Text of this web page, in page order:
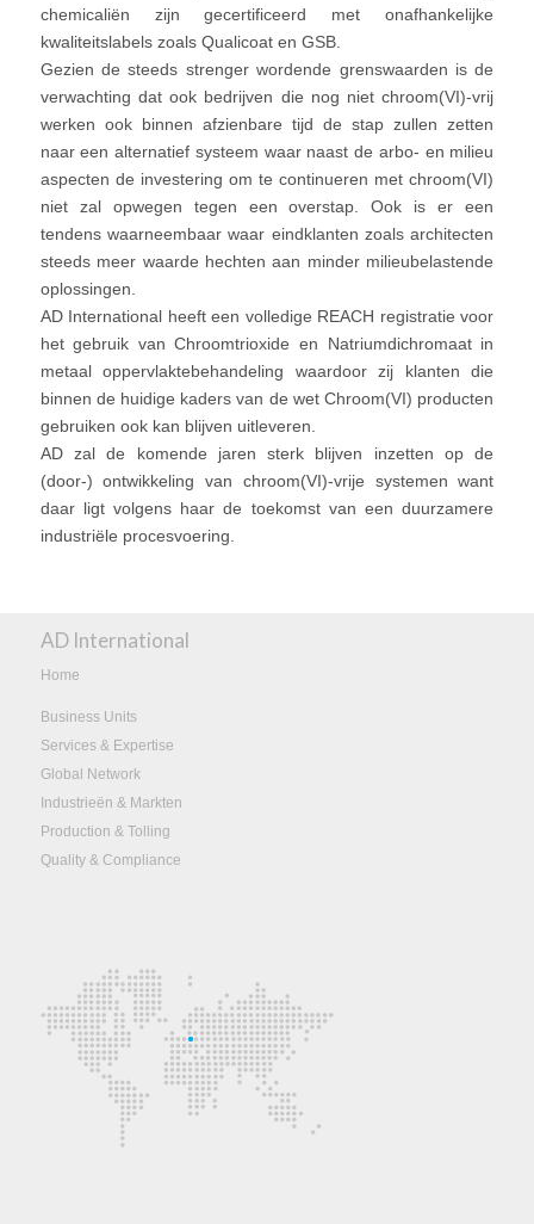
chemicaliën zijn gecertificeerd met onafhankelijke
kwaliteitslabels zoals Qualicoat en GSB.
Gezien de steeds strenger wordende grenswaarden is de
verwachting dat ook bedrijven die nog niet chroom(VI)-vrij
werken ook binnen afzienbare tijd de stap zullen zetten
naar een alternatief systeem waar naast de arbo- en milieu
aspecten de investering om te continueren met chroom(VI)
niet zal opwegen tegen een overstap. Ook is er een
tendens waarneembaar waar eindklanten zoals architecten
steeds meer waarde hechten aan minder milieubelastende
oplossingen.
AD International heeft een volledige REACH registratie voor
het gebruik van Chroomtrioxide en Natriumdichromaat in
metaal oppervlaktebehandeling waardoor zij klanten die
binnen de huidige kaders van de wet Chroom(VI) producten
gebruiken ook kan blijven uitleveren.
AD zal de komende jaren sterk blijven inzetten op de
(door-) ontwikkeling van chroom(VI)-vrije systemen want
daar ligt volgens haar de toekomst van een duurzamere
industriële procesvoering.
AD International
Home
Business Units
Services & Expertise
Global Network
Industrieën & Markten
Production & Tolling
Quality & Compliance